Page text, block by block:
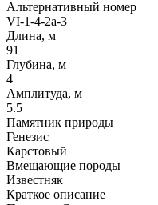
Альтернативный номер
VI-1-4-2а-3
Длина, м
91
Глубина, м
4
Амплитуда, м
5.5
Памятник природы
Генезис
Карстовый
Вмещающие породы
Известняк
Краткое описание